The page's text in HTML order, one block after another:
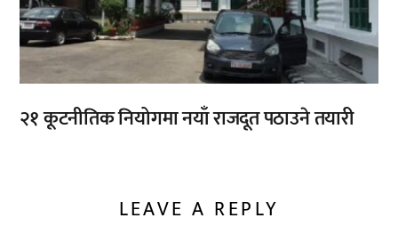
२१ कूटनीतिक नियोगमा नयाँ राजदूत पठाउने तयारी
LEAVE A REPLY